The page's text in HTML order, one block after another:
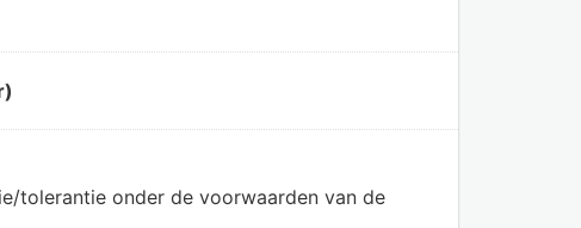
tolerantie onder de voorwaarden van de